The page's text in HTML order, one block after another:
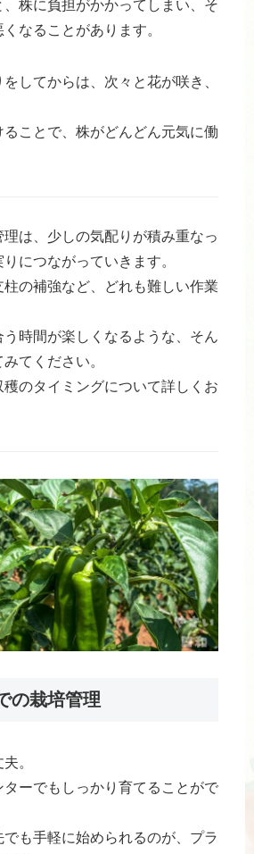
、株に負担がかかってしまい、そ
なることがあります。
してからは、次々と花が咲き、
ことで、株がどんどん元気に働
理は、少しの気配りが積み重なっ
につながっていきます。
の補強など、どれも難しい作業
時間が楽しくなるような、そん
てください。
のタイミングについて詳しくお
の栽培管理
。
ターでもしっかり育てることがで
も手軽に始められるのが、プラ